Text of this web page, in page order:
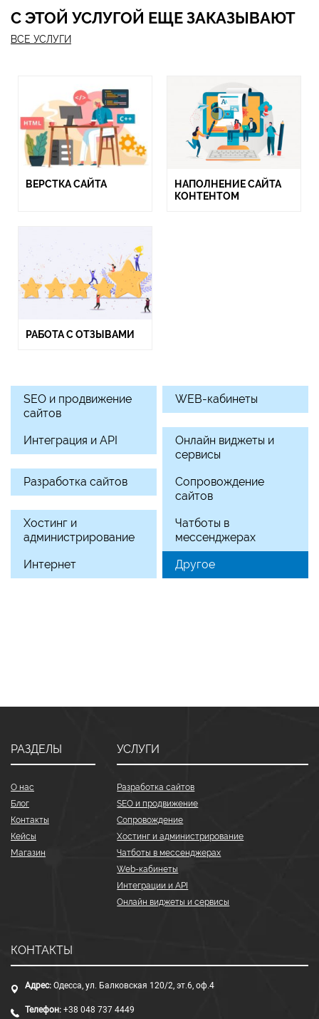
SEO и продвижение
сайтов
WEB-кабинеты
Интеграция и API
Онлайн виджеты и
сервисы
Разработка сайтов
Сопровождение
сайтов
Хостинг и
администрирование
Чатботы в
мессенджерах
Интернет
Другое
С ЭТОЙ УСЛУГОЙ ЕЩЕ ЗАКАЗЫВАЮТ
ВСЕ УСЛУГИ
ВЕРСТКА САЙТА
НАПОЛНЕНИЕ САЙТА
КОНТЕНТОМ
РАБОТА С ОТЗЫВАМИ
РАЗДЕЛЫ
О нас
Блог
Контакты
Кейсы
Магазин
УСЛУГИ
Разработка сайтов
SEO и продвижение
Сопровождение
Хостинг и администрирование
Чатботы в мессенджерах
Web-кабинеты
Интеграции и API
Онлайн виджеты и сервисы
КОНТАКТЫ
Адрес: Одесса, ул. Балковская 120/2, эт.6, оф.4
Телефон: +38 048 737 4449